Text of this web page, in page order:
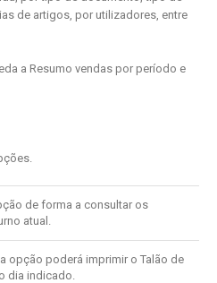
de artigos, por utilizadores, entre
a Resumo vendas por período e
de forma a consultar os
atual.
opção poderá imprimir o Talão de
dia indicado.